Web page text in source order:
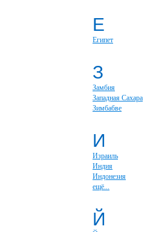
Е
Египет
З
Замбия
Западная Сахара
Зимбабве
И
Израиль
Индия
Индонезия
ещё...
Й